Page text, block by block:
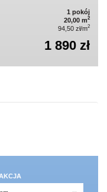
1 pokój
20,00 m2
94,50 zł/m2
1 890 zł